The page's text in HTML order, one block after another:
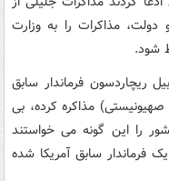
مذاکرات را به وزارت
شود.
ریچاردسون فرماندار سابق
مذاکره کرده، بی
را این گونه می خواستند
فرماندار سابق آمریکا شده